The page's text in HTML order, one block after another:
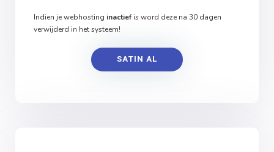
Indien je webhosting inactiefis word deze na 30 dagen
verwijderd in het systeem!
SATIN AL